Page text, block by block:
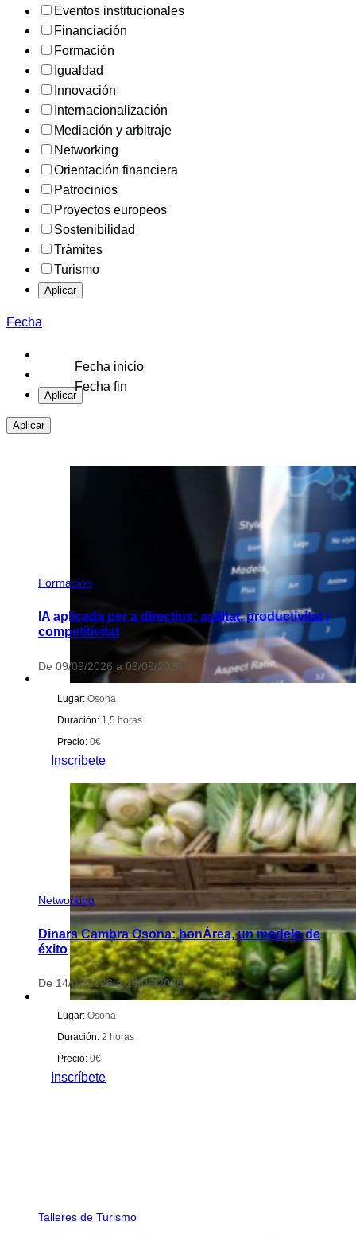
Eventos institucionales
Financiación
Formación
Igualdad
Innovación
Internacionalización
Mediación y arbitraje
Networking
Orientación financiera
Patrocinios
Proyectos europeos
Sostenibilidad
Trámites
Turismo
Aplicar
Fecha
Aplicar
Aplicar
Formación
IA aplicada per a directius: agilitat, productivitat i
competitivitat
De 09/09/2026 a 09/09/2026
Lugar: Osona
Duración: 1,5 horas
Precio: 0€
Inscríbete
Networking
Dinars Cambra Osona: bonÀrea, un modelo de
éxito
De 14/09/2026 a 14/09/2026
Lugar: Osona
Duración: 2 horas
Precio: 0€
Inscríbete
Talleres de Turismo